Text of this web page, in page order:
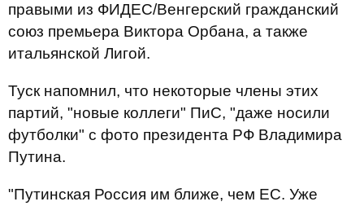
правыми из ФИДЕС/Венгерский гражданский
союз премьера Виктора Орбана, а также
итальянской Лигой.
Туск напомнил, что некоторые члены этих
партий, "новые коллеги" ПиС, "даже носили
футболки" с фото президента РФ Владимира
Путина.
"Путинская Россия им ближе, чем ЕС. Уже